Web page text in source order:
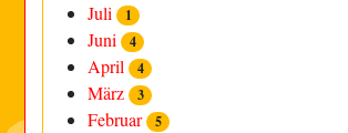
Juli 1
Juni 4
April 4
März 3
Februar 5